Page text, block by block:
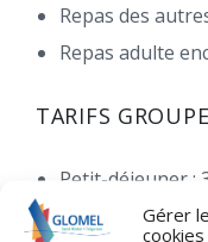
Gérer
cookies
Repas des
Repas adulte
TARIFS GROUPE
Petit-déjeuner :
Déjeuner ou